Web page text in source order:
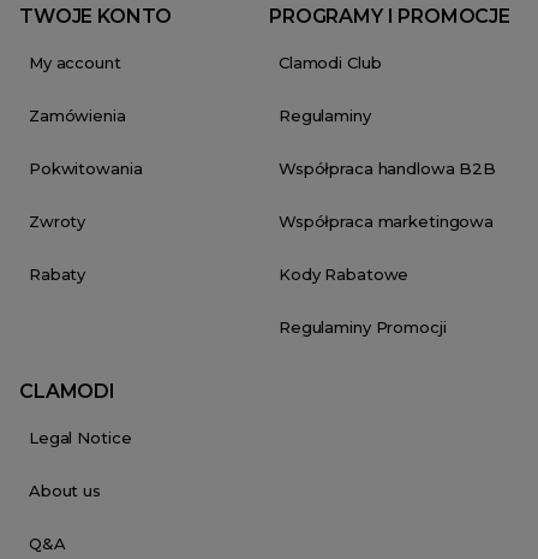
TWOJE KONTO
My account
Zamówienia
Pokwitowania
Zwroty
Rabaty
PROGRAMY I PROMOCJE
Clamodi Club
Regulaminy
Współpraca handlowa B2B
Współpraca marketingowa
Kody Rabatowe
Regulaminy Promocji
CLAMODI
Legal Notice
About us
Q&A